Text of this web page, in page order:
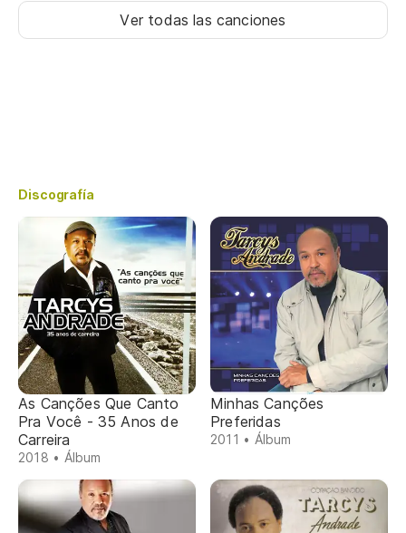
Ver todas las canciones
Discografía
As Canções Que Canto
Pra Você - 35 Anos de
Carreira
2018 • Álbum
Minhas Canções
Preferidas
2011 • Álbum